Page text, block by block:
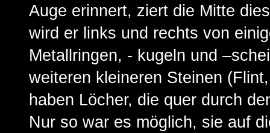
Auge erinnert, ziert die Mitte
wird er links und rechts von
Metallringen, - kugeln und
weiteren kleineren Steinen
haben Löcher, die quer durch
Nur so war es möglich, sie auf